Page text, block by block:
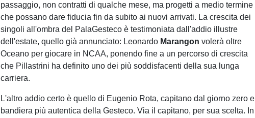
passaggio, non contratti di qualche mese, ma progetti a medio termine
che possano dare fiducia fin da subito ai nuovi arrivati. La crescita dei
singoli all'ombra del PalaGesteco è testimoniata dall'addio illustre
dell'estate, quello già annunciato: Leonardo Marangon volerà oltre
Oceano per giocare in NCAA, ponendo fine a un percorso di crescita
che Pillastrini ha definito uno dei più soddisfacenti della sua lunga
carriera.
L'altro addio certo è quello di Eugenio Rota, capitano dal giorno zero e
bandiera più autentica della Gesteco. Via il capitano, per sua scelta. In